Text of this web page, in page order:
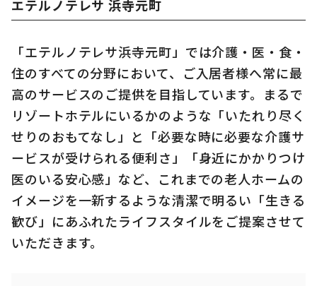
エテルノテレサ 浜寺元町
「エテルノテレサ浜寺元町」では介護・医・食・
住のすべての分野において、ご入居者様へ常に最
高のサービスのご提供を目指しています。まるで
リゾートホテルにいるかのような「いたれり尽く
せりのおもてなし」と「必要な時に必要な介護サ
ービスが受けられる便利さ」「身近にかかりつけ
医のいる安心感」など、これまでの老人ホームの
イメージを一新するような清潔で明るい「生きる
歓び」にあふれたライフスタイルをご提案させて
いただきます。